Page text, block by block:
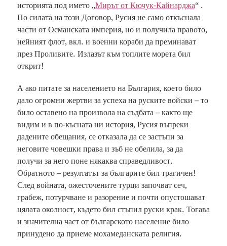
историята под името „Мирът от Кючук-Кайнарджа“ .
По силата на този Договор, Русия не само откъснала
части от Османската империя, но и получила правото,
нейният флот, вкл. и военни кораби да преминават
през Проливите. Излазът към топлите морета бил
открит!
А ако питате за населението на България, което било
дало огромни жертви за успеха на руските войски – то
било оставено на произвола на съдбата – както ще
видим и в по-късната ни история, Русия въпреки
дадените обещания, се отказала да се застъпи за
неговите човешки права и зъб не обелила, за да
получи за него поне някаква справедливост.
Обратното – резултатът за българите бил трагичен!
След войната, ожесточените турци започват сеч,
грабеж, потурчване и разорение и почти опустошават
цялата околност, където бил стъпил руски крак. Тогава
и значителна част от българското население било
принудено да приеме мохамеданската религия.